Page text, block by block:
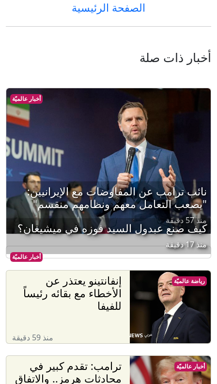
الصفحة الرئيسية
أخبار ذات صلة
أخبار عالميّة
نائب ترامب عن المفاوضات مع الإيرانيين:
"يصعب التعامل معهم ونظامهم منقسم"
منذ 57 دقيقة
أخبار عالميّة
كيف صنع عبدول السيد فوزه في ميشيغان؟
منذ 17 دقيقة
إنفانتينو يعتذر عن
الأخطاء مع بقائه رئيساً
للفيفا
منذ 59 دقيقة
رياضة عالميّة
ترامب: تقدم كبير في
محادثات هرمز.. والاتفاق
أخبار عالميّة